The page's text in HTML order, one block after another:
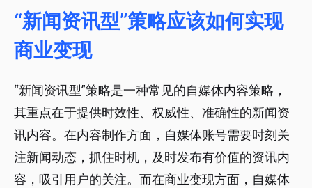
“新闻资讯型”策略应该如何实现
商业变现
“新闻资讯型”策略是一种常见的自媒体内容策略，
其重点在于提供时效性、权威性、准确性的新闻资
讯内容。在内容制作方面，自媒体账号需要时刻关
注新闻动态，抓住时机，及时发布有价值的资讯内
容，吸引用户的关注。而在商业变现方面，自媒体